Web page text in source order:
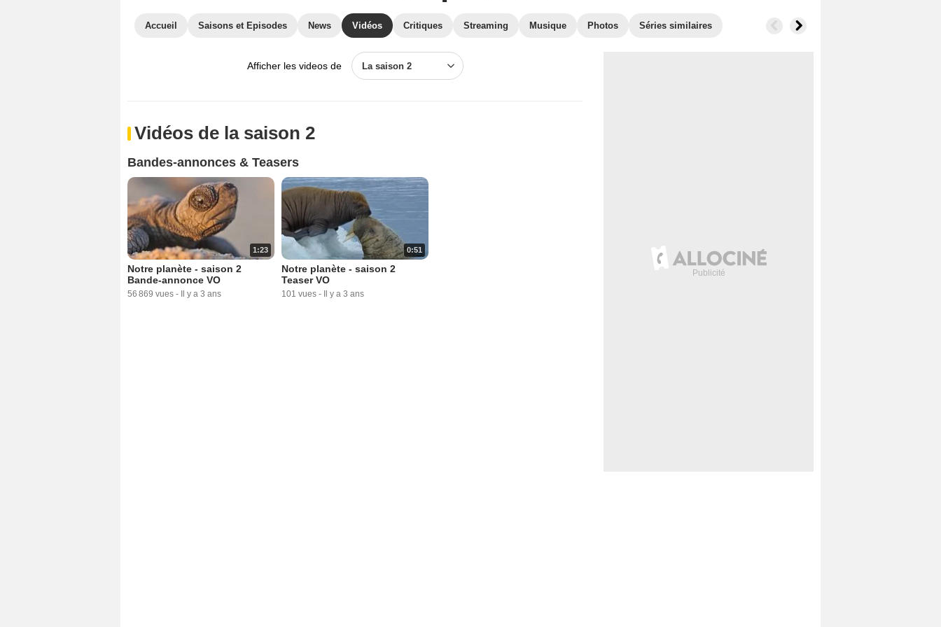
Accueil Saisons et Episodes News Vidéos Critiques Streaming Musique Photos Séries similaires
Afficher les videos de La saison 2
Vidéos de la saison 2
Bandes-annonces & Teasers
1:23
Notre planète - saison 2
Bande-annonce VO
56 869 vues - Il y a 3 ans
0:51
Notre planète - saison 2
Teaser VO
101 vues - Il y a 3 ans